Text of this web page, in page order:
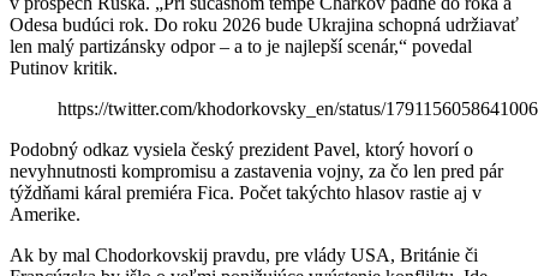
Odesa budúci rok. Do roku 2026 bude Ukrajina schopná udržiavať
len malý partizánsky odpor – a to je najlepší scenár,“ povedal
Putinov kritik.
https://twitter.com/khodorkovsky_en/status/
Podobný odkaz vysiela český prezident Pavel, ktorý hovorí o
nevyhnutnosti kompromisu a zastavenia vojny, za čo len pred pár
týždňami káral premiéra Fica. Počet takýchto hlasov rastie aj v
Amerike.
Ak by mal Chodorkovskij pravdu, pre vlády USA, Británie či